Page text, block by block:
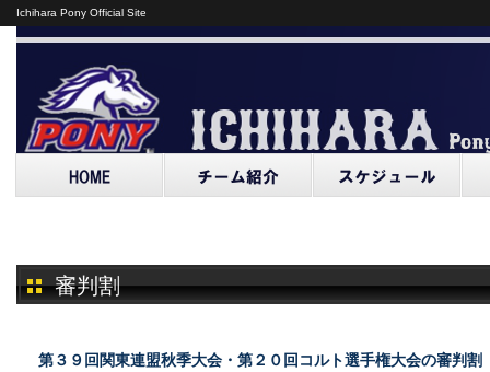
Ichihara Pony Official Site
審判割
第３９回関東連盟秋季大会・第２０回コルト選手権大会の審判